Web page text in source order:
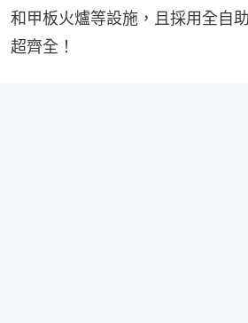
和甲板火爐等設施，且採用全自
超齊全！